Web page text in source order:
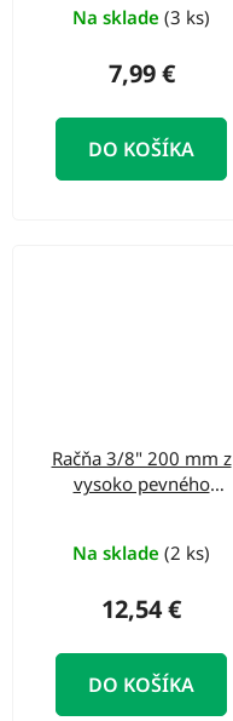
Na sklade (3 ks)
7,99 €
DO KOŠÍKA
Račňa 3/8" 200 mm z
vysoko pevného
Na sklade (2 ks)
12,54 €
DO KOŠÍKA